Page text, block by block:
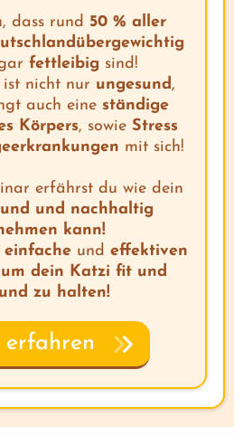
dass rund 50 % aller
fettleibig sind!
nicht nur ungesund,
auch eine ständige
Körpers, sowie Stress
mit sich!
erfährst du wie dein
und nachhaltig
kann!
einfache und effektiven
dein Katzi fit und
zu halten!
erfahren